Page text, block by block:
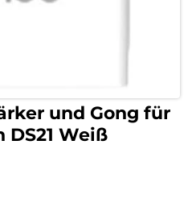
und Gong für
Weiß